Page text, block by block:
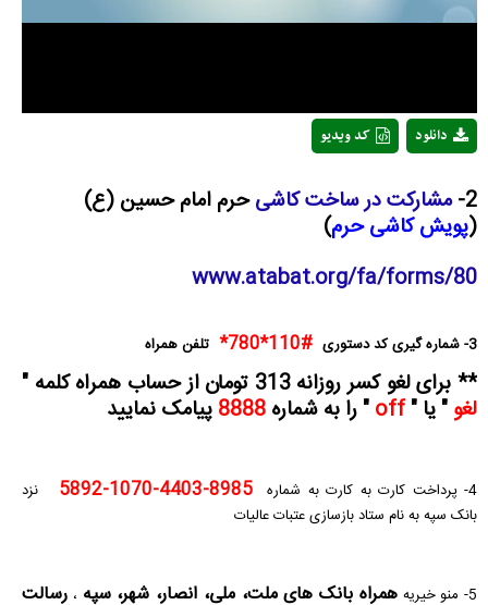
کد ویدیو دانلود
2- مشارکت در ساخت کاشیحرم امام حسین (ع)
(پویش کاشی حرم)
www.atabat.org/fa/forms/80
3- شماره گیری کد دستوری #110*780* تلفن همراه
** برای لغو کسر روزانه 313 تومان از حساب همراه کلمه "
لغو" یا "off " را به شماره 8888 پیامک نمایید
4- پرداخت کارت به کارت به شماره 8985-4403-1070-5892
نزد
بانک سپه به نام ستاد بازسازی عتبات عالیات
5- منو خیریه همراه بانک های ملت، ملی، انصار، شهر، سپه ، رسالت